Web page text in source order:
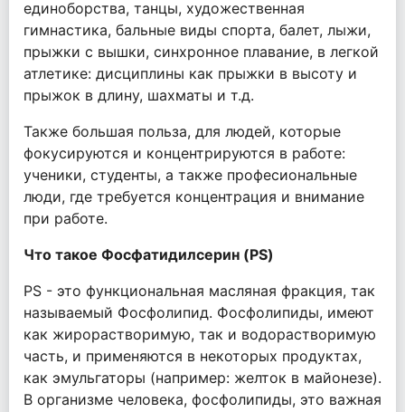
единоборства, танцы, художественная
гимнастика, бальные виды спорта, балет, лыжи,
прыжки с вышки, синхронное плавание, в легкой
атлетике: дисциплины как прыжки в высоту и
прыжок в длину, шахматы и т.д.
Также большая польза, для людей, которые
фокусируются и концентрируются в работе:
ученики, студенты, а также професиональные
люди, где требуется концентрация и внимание
при работе.
Что такое Фосфатидилсерин (PS)
PS - это функциональная масляная фракция, так
называемый Фосфолипид. Фосфолипиды, имеют
как жирорастворимую, так и водорастворимую
часть, и применяются в некоторых продуктах,
как эмульгаторы (например: желток в майонезе).
В организме человека, фосфолипиды, это важная